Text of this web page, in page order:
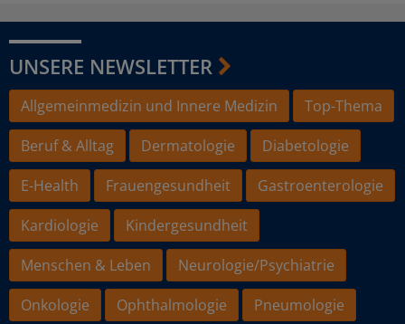
UNSERE NEWSLETTER
Allgemeinmedizin und Innere Medizin
Top-Thema
Beruf & Alltag
Dermatologie
Diabetologie
E-Health
Frauengesundheit
Gastroenterologie
Kardiologie
Kindergesundheit
Menschen & Leben
Neurologie/Psychiatrie
Onkologie
Ophthalmologie
Pneumologie